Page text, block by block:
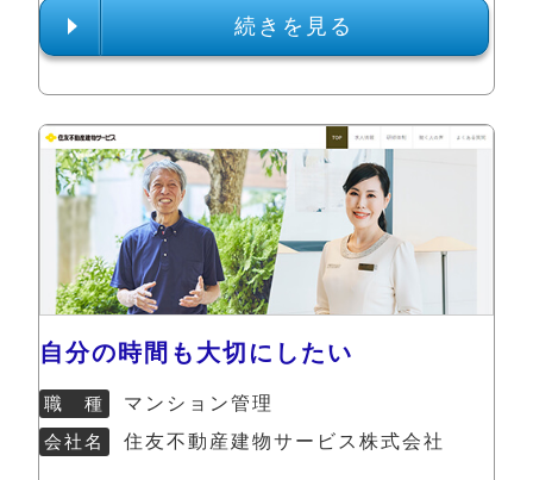
続きを見る
自分の時間も大切にしたい
職 種
マンション管理
会社名
住友不動産建物サービス株式会社